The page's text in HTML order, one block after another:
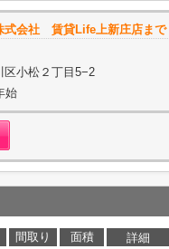
式会社 賃貸Life上新庄店まで
区小松２丁目5−2
始
間取り 面積 詳細